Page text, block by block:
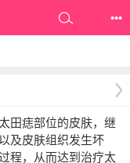
•••
田痣部位的皮肤，继
及皮肤组织发生坏
程，从而达到治疗太